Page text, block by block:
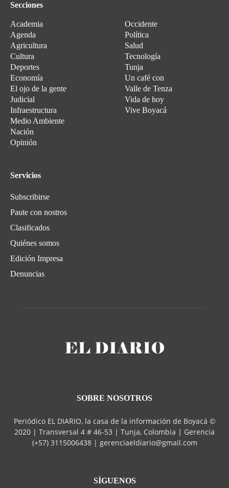
Secciones
Academia
Agenda
Agricultura
Cultura
Deportes
Economía
El ojo de la gente
Judicial
Infraestructura
Medio Ambiente
Nación
Opinión
Occidente
Política
Salud
Tecnología
Tunja
Un café con
Valle de Tenza
Vida de hoy
Vive Boyacá
Servicios
Subscribirse
Paute con nostros
Clasificados
Quiénes somos
Edición Impresa
Denuncias
SOBRE NOSOTROS
Periódico EL DIARIO, la casa de la información de Boyacá ©
2020 | Transversal 4 # 46-53 | Tunja, Colombia | Gerencia
(+57) 3115006438 | gerenciaeldiario@gmail.com
SÍGUENOS